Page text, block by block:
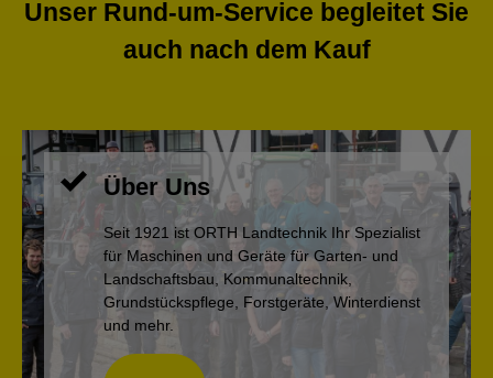
Unser Rund-um-Service begleitet Sie
auch nach dem Kauf
Über Uns
Seit 1921 ist ORTH Landtechnik Ihr Spezialist
für Maschinen und Geräte für Garten- und
Landschaftsbau, Kommunaltechnik,
Grundstückspflege, Forstgeräte, Winterdienst
und mehr.